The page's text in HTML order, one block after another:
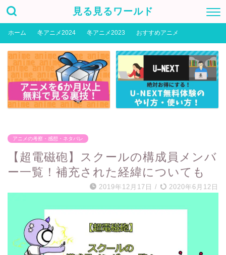
見る見るワールド
ホーム 冬アニメ2024 冬アニメ2023 おすすめアニメ
アニメの考察・感想・ネタバレ
【超電磁砲】スクールの構成員メンバ
ー一覧！補充された経緯についても
2019年12月17日 / 2020年6月12日